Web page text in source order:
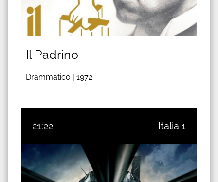
Il Padrino
Drammatico | 1972
21:22 Italia 1